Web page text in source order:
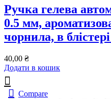
Ручка гелева
0.5 мм,
чорнила, в
40,00 ₴
Додати в кошик
Compare